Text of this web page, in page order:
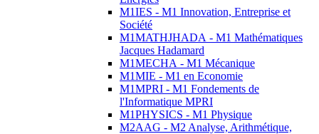
M1IES - M1 Innovation, Entreprise et
Société
M1MATHJHADA - M1 Mathématiques
Jacques Hadamard
M1MECHA - M1 Mécanique
M1MIE - M1 en Economie
M1MPRI - M1 Fondements de
l'Informatique MPRI
M1PHYSICS - M1 Physique
M2AAG - M2 Analyse, Arithmétique,